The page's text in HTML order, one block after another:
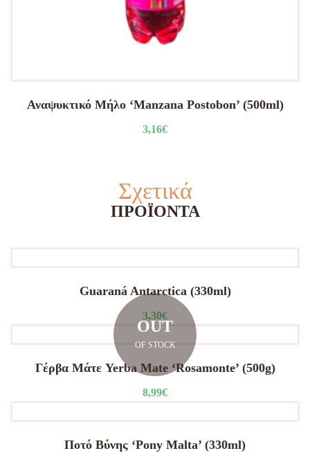
Αναψυκτικό Μήλο ‘Manzana Postobon’ (500ml)
3,16€
Σχετικά
ΠΡΟΪΌΝΤΑ
Guaraná Antarctica (330ml)
3,30€
OUT
OF STOCK
Γέρβα Μάτε Yerba Mate ‘Rosamonte’ (500g)
8,99€
Ποτό Βύνης ‘Pony Malta’ (330ml)